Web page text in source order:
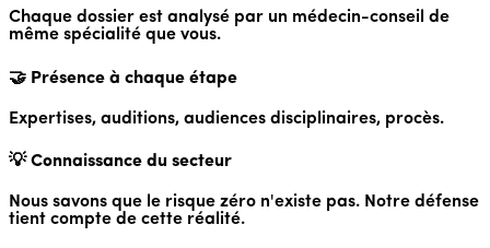
Chaque dossier est analysé par un médecin-conseil de
même spécialité que vous.
🤝 Présence à chaque étape
Expertises, auditions, audiences disciplinaires, procès.
💡 Connaissance du secteur
Nous savons que le risque zéro n'existe pas. Notre défense
tient compte de cette réalité.